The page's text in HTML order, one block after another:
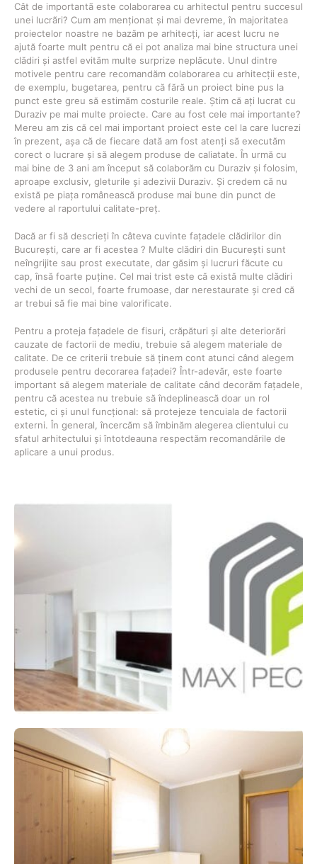
Cât de importantã este colaborarea cu arhitectul pentru succesul
unei lucrãri? Cum am menționat și mai devreme, în majoritatea
proiectelor noastre ne bazăm pe arhitecți, iar acest lucru ne
ajută foarte mult pentru că ei pot analiza mai bine structura unei
clădiri și astfel evităm multe surprize neplăcute. Unul dintre
motivele pentru care recomandăm colaborarea cu arhitecții este,
de exemplu, bugetarea, pentru că fără un proiect bine pus la
punct este greu să estimăm costurile reale. Știm că ați lucrat cu
Duraziv pe mai multe proiecte. Care au fost cele mai importante?
Mereu am zis că cel mai important proiect este cel la care lucrezi
în prezent, așa că de fiecare dată am fost atenți să executăm
corect o lucrare și să alegem produse de caliatate. În urmă cu
mai bine de 3 ani am început să colaborăm cu Duraziv și folosim,
aproape exclusiv, gleturile și adezivii Duraziv. Și credem că nu
există pe piața românească produse mai bune din punct de
vedere al raportului calitate-preț.
Dacă ar fi să descrieți în câteva cuvinte fațadele clădirilor din
București, care ar fi acestea ? Multe clădiri din București sunt
neîngrijite sau prost executate, dar găsim și lucruri făcute cu
cap, însă foarte puține. Cel mai trist este că există multe clădiri
vechi de un secol, foarte frumoase, dar nerestaurate și cred că
ar trebui să fie mai bine valorificate.
Pentru a proteja fațadele de fisuri, crăpături și alte deteriorări
cauzate de factorii de mediu, trebuie să alegem materiale de
calitate. De ce criterii trebuie să ținem cont atunci când alegem
produsele pentru decorarea fațadei? Într-adevăr, este foarte
important să alegem materiale de calitate când decorăm fațadele,
pentru că acestea nu trebuie să îndeplinească doar un rol
estetic, ci și unul funcțional: să protejeze tencuiala de factorii
externi. În general, încercăm să îmbinăm alegerea clientului cu
sfatul arhitectului și întotdeauna respectăm recomandările de
aplicare a unui produs.